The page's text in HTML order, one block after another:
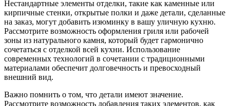
Нестандартные элементы отделки, такие как каменные или
кирпичные стенки, открытые полки и даже детали, сделанные
на заказ, могут добавить изюминку в вашу уличную кухню.
Рассмотрите возможность оформления гриля или рабочей
зоны из натурального камня, который будет гармонично
сочетаться с отделкой всей кухни. Использование
современных технологий в сочетании с традиционными
материалами обеспечит долговечность и превосходный
внешний вид.
Важно помнить о том, что детали имеют значение.
Рассмотрите возможность добавления таких элементов, как